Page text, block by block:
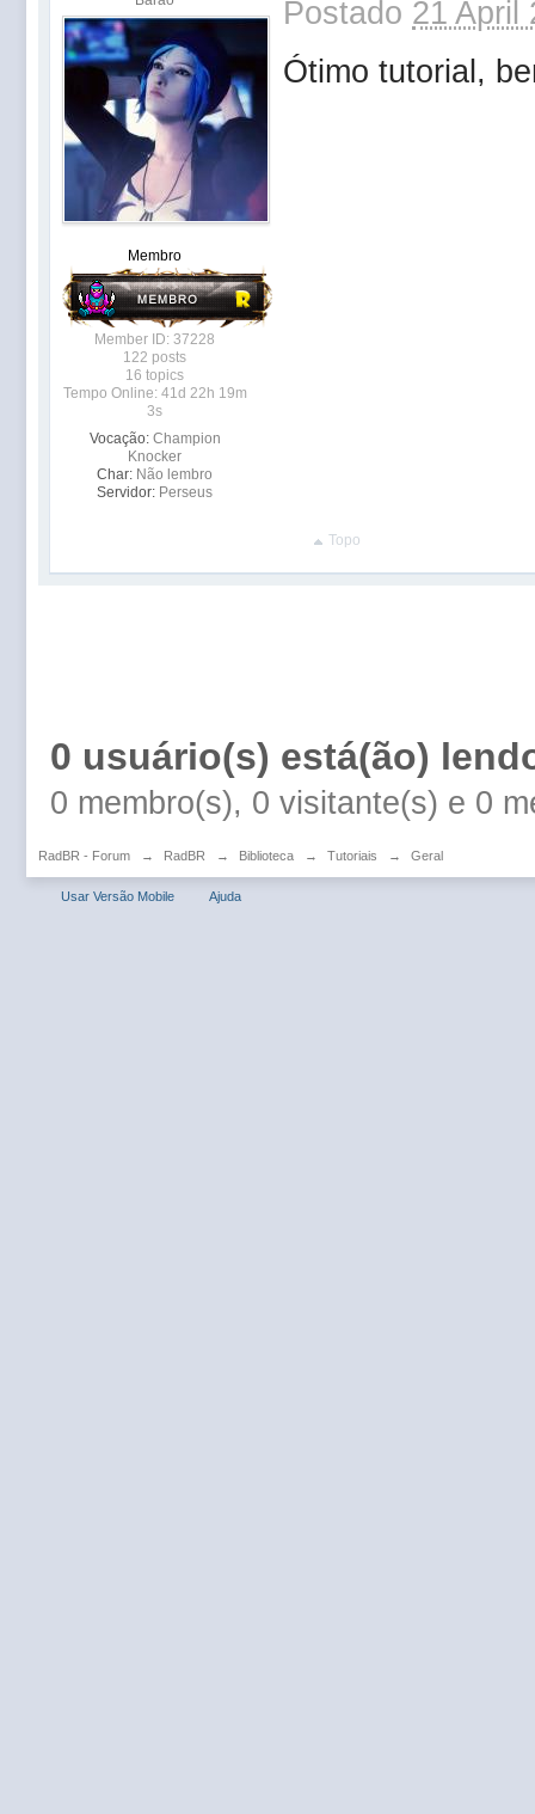
Membro
Member ID: 37228
122 posts
16 topics
Tempo Online: 41d 22h 19m
3s
Vocação: Champion
Knocker
Char: Não lembro
Servidor: Perseus
Postado 21 April
Ótimo tutorial,
Topo
0 usuário(s) está(ão)
0 membro(s), 0 visitante(s) e 0
RadBR - Forum → RadBR → Biblioteca → Tutoriais → Geral
Usar Versão Mobile Ajuda